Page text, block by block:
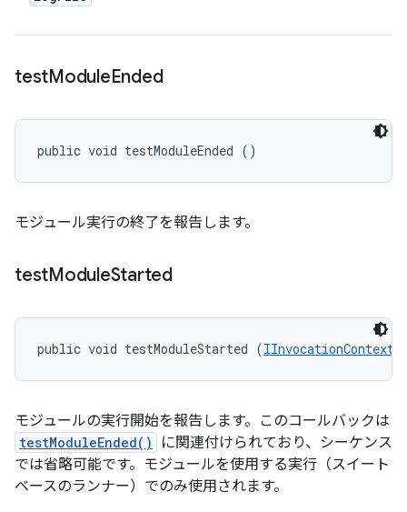
testModuleEnded
public void testModuleEnded ()
モジュール実行の終了を報告します。
testModuleStarted
public void testModuleStarted (IInvocationContext
モジュールの実行開始を報告します。このコールバックは
testModuleEnded()
に関連付けられており、シーケンス
では省略可能です。モジュールを使用する実行（スイート
ベースのランナー）でのみ使用されます。